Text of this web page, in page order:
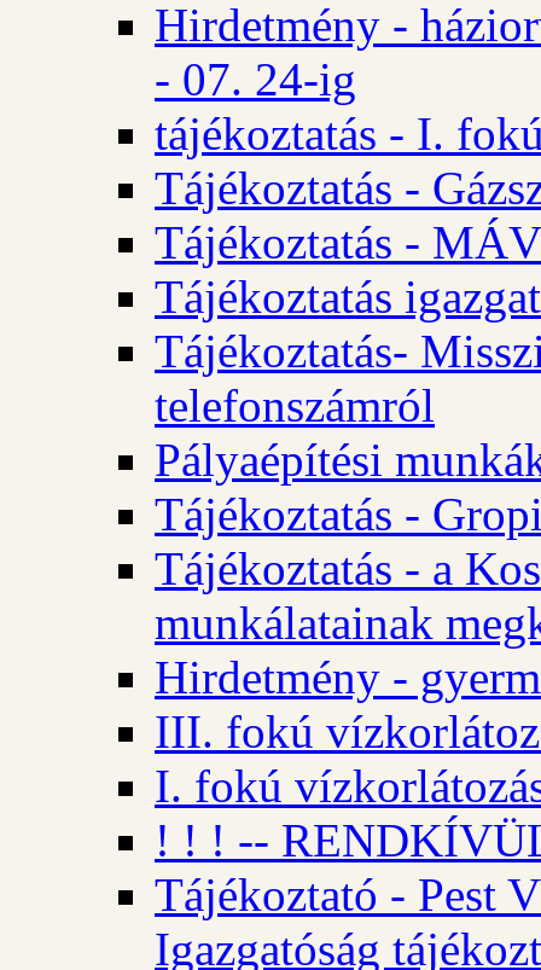
Hirdetmény -
- 07. 24-ig
tájékoztatás - I.
Tájékoztatás -
Tájékoztatás -
Tájékoztatás
Tájékoztatás-
telefonszámról
Pályaépítési
Tájékoztatás -
Tájékoztatás - a
munkálatainak
Hirdetmény -
III. fokú
I. fokú
! ! ! --
Tájékoztató - Pest
Igazgatóság